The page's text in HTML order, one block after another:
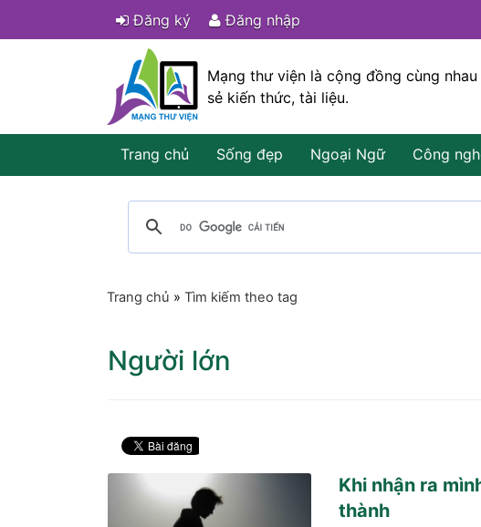
Đăng ký Đăng nhập
Mạng thư viện là cộng đồng cùng nhau
sẻ kiến thức, tài liệu.
Trang chủ Sống đẹp Ngoại Ngữ Công
Trang chủ » Tìm kiếm theo tag
Người lớn
Khi nhận ra
thành